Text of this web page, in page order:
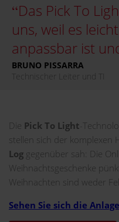
Das Pick To
uns, weil es
anpassbar ist
BRUNO PISSARRA
Technischer Leiter und TI
Die Pick To Light -
stellen sich der komplexen
Log gegenüber sah: Die
Weihnachtsgeschenke
Weihnachten sind weder
Sehen Sie sich die